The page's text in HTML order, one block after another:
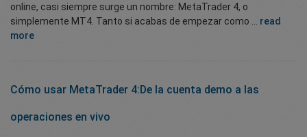
online, casi siempre surge un nombre: MetaTrader 4, o
simplemente MT4. Tanto si acabas de empezar como ... read
more
Cómo usar MetaTrader 4:De la cuenta demo a las
operaciones en vivo